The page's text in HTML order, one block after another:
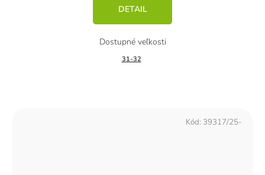
DETAIL
31-32
Kód: 39317/25-